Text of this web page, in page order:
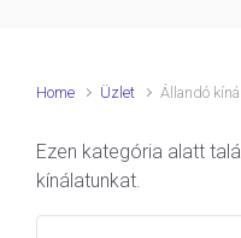
Home Üzlet Állandó
Ezen kategória alatt
kínálatunkat.